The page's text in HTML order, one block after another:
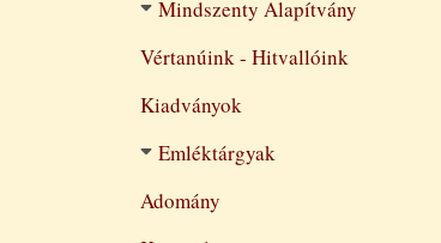
Mindszenty Alapítvány
Vértanúink - Hitvallóink
Kiadványok
Emléktárgyak
Adomány